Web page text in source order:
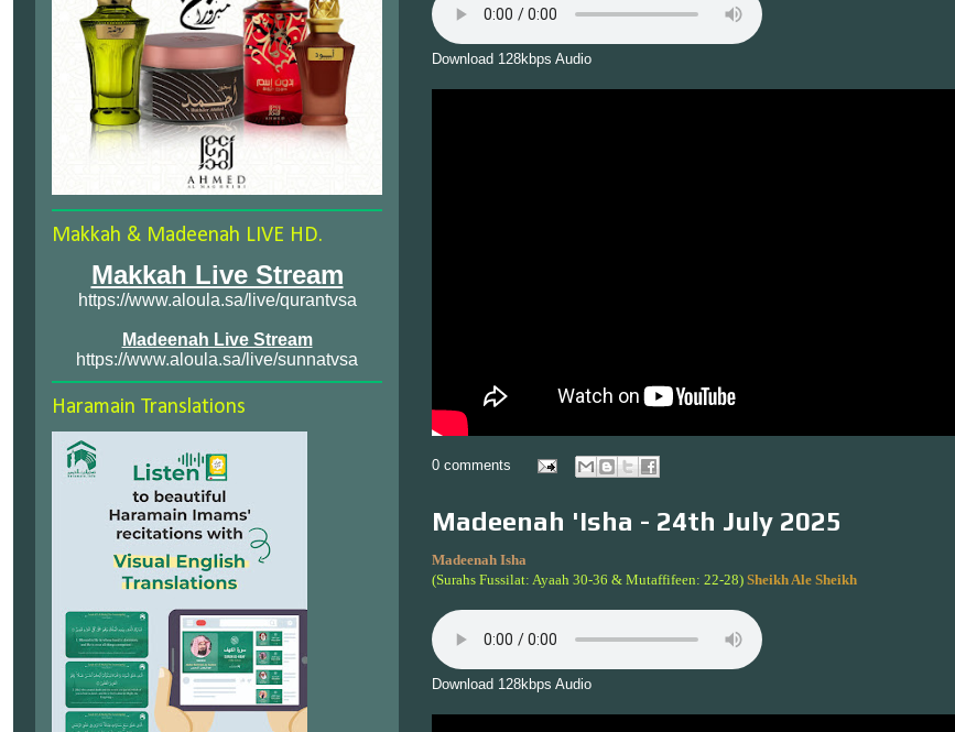
Download 128kbps Audio
0 comments
Madeenah 'Isha - 24th July 2025
Madeenah Isha
(Surahs Fussilat: Ayaah 30-36 & Mutaffifeen: 22-28) Sheikh Ale Sheikh
Download 128kbps Audio
Makkah & Madeenah LIVE HD.
Makkah Live Stream
https://www.aloula.sa/live/qurantvsa
Madeenah Live Stream
https://www.aloula.sa/live/sunnatvsa
Haramain Translations